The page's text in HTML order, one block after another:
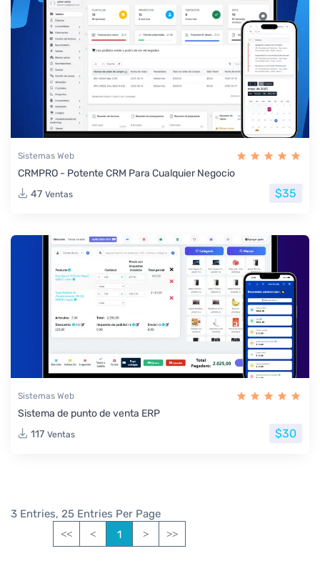
Sistemas Web
CRMPRO - Potente CRM Para Cualquier Negocio
47 Ventas $35
Sistemas Web
Sistema de punto de venta ERP
117 Ventas $30
3 Entries, 25 Entries Per Page
<< < 1 > >>